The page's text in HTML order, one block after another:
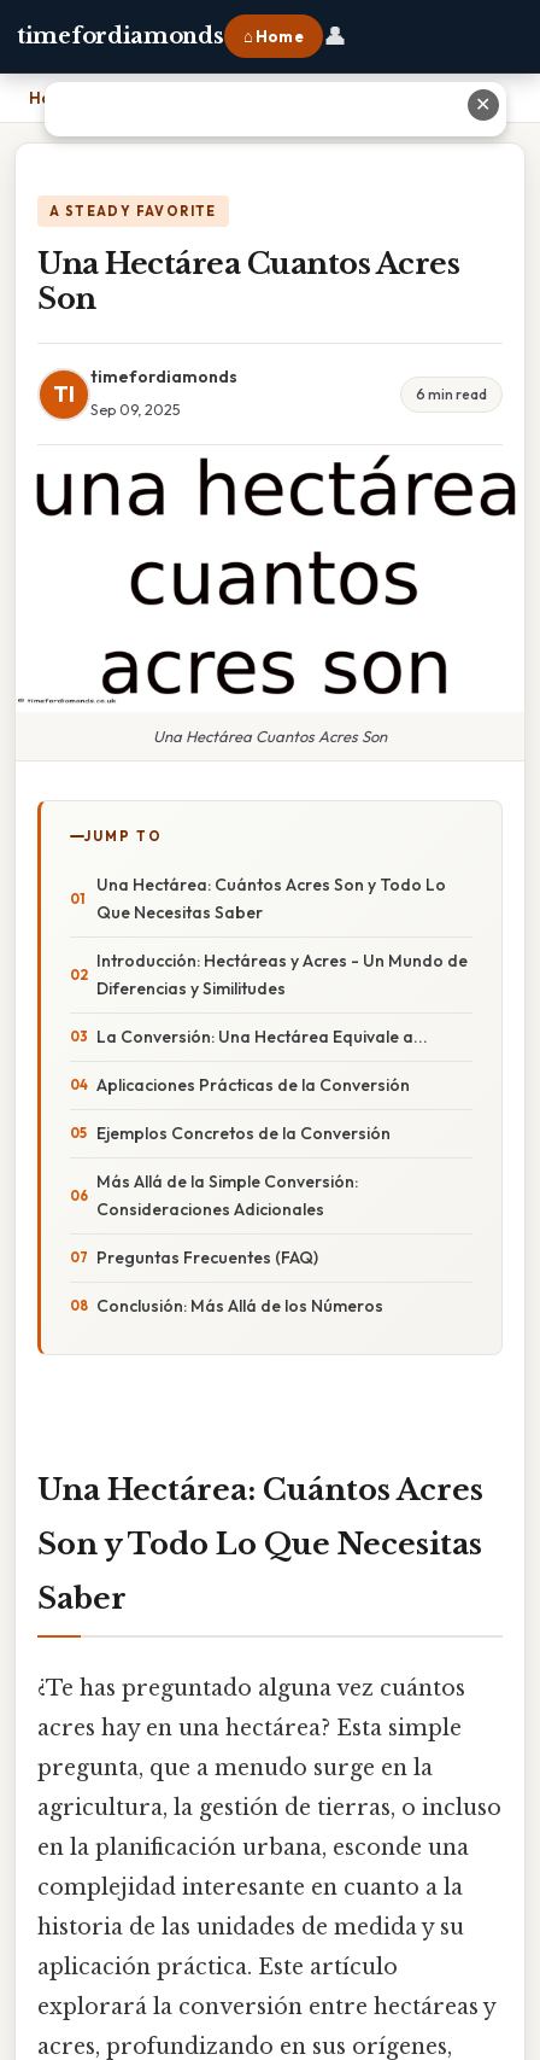
timefordiamonds ⌂ Home 👤
Home
A STEADY FAVORITE
Una Hectárea Cuantos Acres
Son
TI
timefordiamonds
Sep 09, 2025
6 min read
Una Hectárea Cuantos Acres Son
JUMP TO
Una Hectárea: Cuántos Acres Son y Todo Lo
Que Necesitas Saber
Introducción: Hectáreas y Acres - Un Mundo de
Diferencias y Similitudes
La Conversión: Una Hectárea Equivale a...
Aplicaciones Prácticas de la Conversión
Ejemplos Concretos de la Conversión
Más Allá de la Simple Conversión:
Consideraciones Adicionales
Preguntas Frecuentes (FAQ)
Conclusión: Más Allá de los Números
Una Hectárea: Cuántos Acres
Son y Todo Lo Que Necesitas
Saber
¿Te has preguntado alguna vez cuántos
acres hay en una hectárea? Esta simple
pregunta, que a menudo surge en la
agricultura, la gestión de tierras, o incluso
en la planificación urbana, esconde una
complejidad interesante en cuanto a la
historia de las unidades de medida y su
aplicación práctica. Este artículo
explorará la conversión entre hectáreas y
acres, profundizando en sus orígenes,
✕